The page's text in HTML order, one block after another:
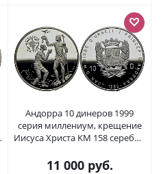
Андорра 10 динеров 1999
серия миллениум, крещение
Иисуса Христа KM 158 серебро
11 000руб.